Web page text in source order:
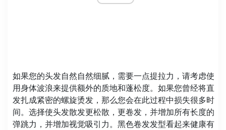
如果您的头发自然自然细腻，需要一点提拉力，请考虑使
用身体波浪来提供额外的质地和蓬松度。如果您曾经将直
发扎成紧密的螺旋烫发，那么您会在此过程中损失很多时
间。选择使头发散发更松散，更卷发，并增加所有长度的
弹跳力，并增加视觉吸引力。黑色卷发发型看起来健康有